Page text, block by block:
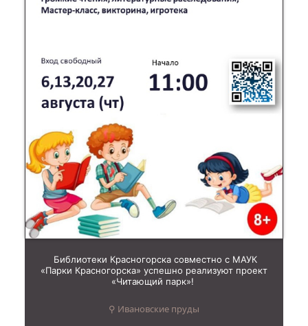
Библиотеки Красногорска совместно с МАУК
«Парки Красногорска» успешно реализуют проект
«Читающий парк»!
⚲ Ивановские пруды